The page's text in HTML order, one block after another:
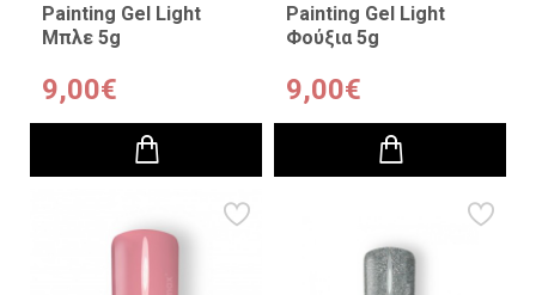
Painting Gel Light
Μπλε 5g
9,00€
Painting Gel Light
Φούξια 5g
9,00€